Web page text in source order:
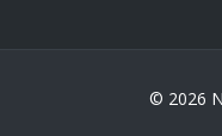
© 2026